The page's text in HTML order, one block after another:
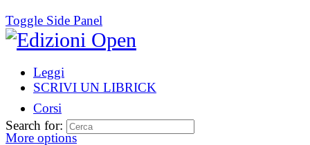
Toggle Side Panel
Leggi
SCRIVI UN LIBRICK
Corsi
More options
Search for: